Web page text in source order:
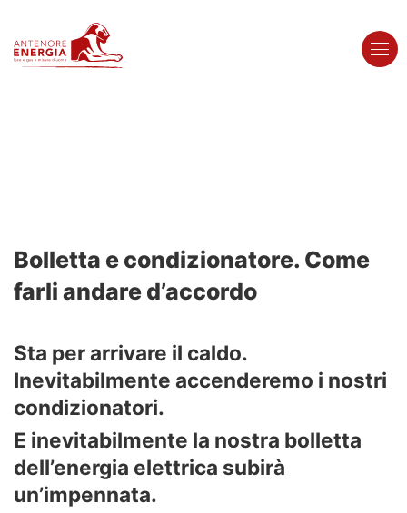
Per la tua casa
Offerte Gas
Mondo
Antenore
Sponsor Plus
La nostra storia
Ènore
Per la tua
impresa
Diventa cliente
Bolletta e condizionatore. Come
farli andare d’accordo
Sta per arrivare il caldo.
Inevitabilmente accenderemo i nostri
condizionatori.
E inevitabilmente la nostra bolletta
dell’energia elettrica subirà
un’impennata.